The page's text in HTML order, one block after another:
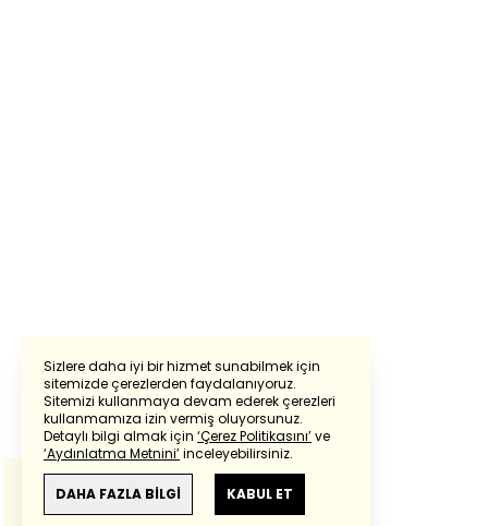
Sizlere daha iyi bir hizmet sunabilmek için
sitemizde çerezlerden faydalanıyoruz.
Sitemizi kullanmaya devam ederek çerezleri
kullanmamıza izin vermiş oluyorsunuz.
Detaylı bilgi almak için ‘Çerez Politikasını’ve
‘Aydınlatma Metnini’inceleyebilirsiniz.
DAHA FAZLA BİLGİ KABUL ET
Powered by Translate
Bu çevirideGoogle Transletekullanılmıştır.
Anlam ve çeviri hatalarından
haberturk.com
sorumlu değildir.